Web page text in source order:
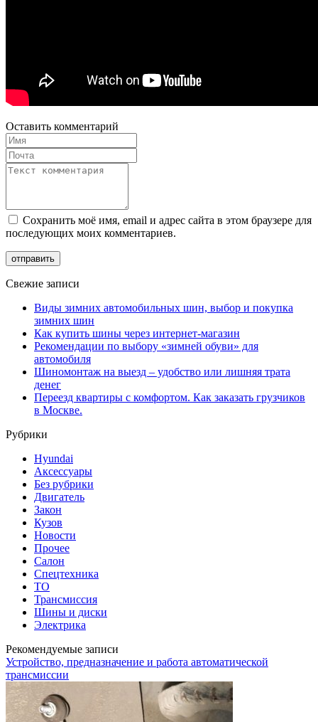
Оставить комментарий
Сохранить моё имя, email и адрес сайта в этом браузере для
последующих моих комментариев.
Свежие записи
Виды зимних автомобильных шин, выбор и покупка
зимних шин
Как купить шины через интернет-магазин
Рекомендации по выбору «зимней обуви» для
автомобиля
Шиномонтаж на выезд – удобство или лишняя трата
денег
Переезд квартиры с комфортом. Как заказать грузчиков
в Москве.
Рубрики
Hyundai
Аксессуары
Без рубрики
Двигатель
Закон
Кузов
Новости
Прочее
Салон
Спецтехника
ТО
Трансмиссия
Шины и диски
Электрика
Рекомендуемые записи
Устройство, предназначение и работа автоматической
трансмиссии